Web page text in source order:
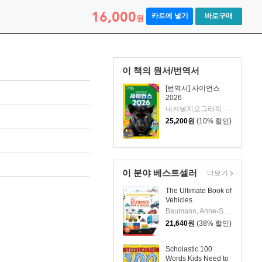
16,000원 카트에 넣기 바로구매
이 책의 원서/번역서
[번역서] 사이언스
2026
내셔널지오그래픽 키즈 글/이한음,김아림 역
25,200원 (10% 할인)
이 분야 베스트셀러
The Ultimate Book of
Vehicles
Baumann, Anne-Sophie / Balicevic, Didier
21,640원 (38% 할인)
Scholastic 100
Words Kids Need to
더보기